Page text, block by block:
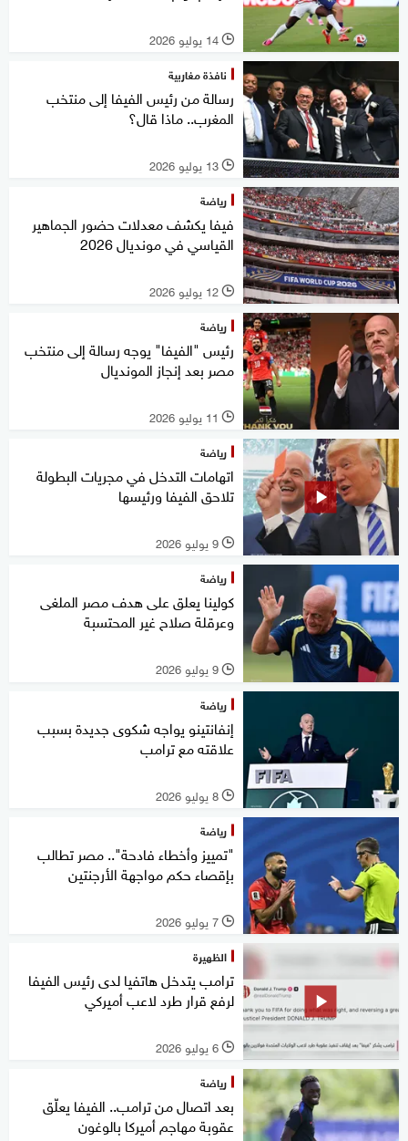
l 14 يوليو 2026
نافذة مغاربية
رسالة من رئيس الفيفا إلى منتخب
المغرب.. ماذا قال؟
l 13 يوليو 2026
رياضة
فيفا يكشف معدلات حضور الجماهير
القياسي في مونديال 2026
l 12 يوليو 2026
رياضة
رئيس "الفيفا" يوجه رسالة إلى منتخب
مصر بعد إنجاز المونديال
l 11 يوليو 2026
رياضة
اتهامات التدخل في مجريات البطولة
تلاحق الفيفا ورئيسها
l 9 يوليو 2026
رياضة
كولينا يعلق على هدف مصر الملغى
وعرقلة صلاح غير المحتسبة
l 9 يوليو 2026
رياضة
إنفانتينو يواجه شكوى جديدة بسبب
علاقته مع ترامب
l 8 يوليو 2026
رياضة
"تمييز وأخطاء فادحة".. مصر تطالب
بإقصاء حكم مواجهة الأرجنتين
l 7 يوليو 2026
الظهيرة
ترامب يتدخل هاتفيا لدى رئيس الفيفا
لرفع قرار طرد لاعب أميركي
l 6 يوليو 2026
رياضة
بعد اتصال من ترامب.. الفيفا يعلّق
عقوبة مهاجم أميركا بالوغون